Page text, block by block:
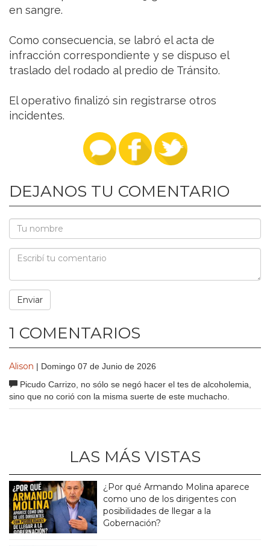
en sangre.
Como consecuencia, se labró el acta de
infracción correspondiente y se dispuso el
traslado del rodado al predio de Tránsito.
El operativo finalizó sin registrarse otros
incidentes.
DEJANOS TU COMENTARIO
1 COMENTARIOS
Alison | Domingo 07 de Junio de 2026
Picudo Carrizo, no sólo se negó hacer el tes de alcoholemia,
sino que no corió con la misma suerte de este muchacho.
LAS MÁS VISTAS
¿Por qué Armando Molina aparece
como uno de los dirigentes con
posibilidades de llegar a la
Gobernación?